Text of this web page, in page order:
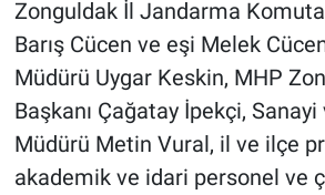
Zonguldak İl Jandarma
Barış Cücen ve eşi Melek
Müdürü Uygar Keskin, MHP
Başkanı Çağatay İpekçi,
Müdürü Metin Vural, il ve ilçe
akademik ve idari personel ve